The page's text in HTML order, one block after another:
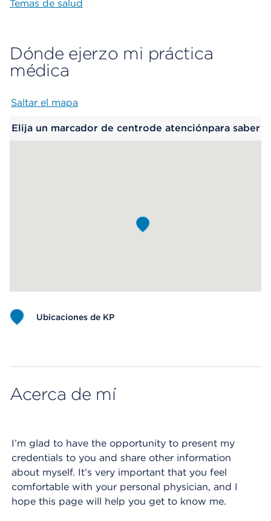
Temas de salud
Dónde ejerzo mi práctica
médica
Saltar el mapa
Elija un marcador de centrode atenciónpara saber
Ubicaciones de KP
Acerca de mí
I’m glad to have the opportunity to present my
credentials to you and share other information
about myself. It’s very important that you feel
comfortable with your personal physician, and I
hope this page will help you get to know me.